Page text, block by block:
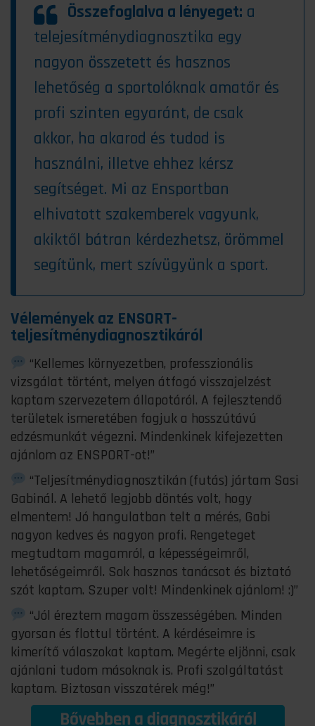
Összefoglalva a lényeget: a
telejesítménydiagnosztika egy
nagyon összetett és hasznos
lehetőség a sportolóknak amatőr és
profi szinten egyaránt, de csak
akkor, ha akarod és tudod is
használni, illetve ehhez kérsz
segítséget. Mi az Ensportban
elhivatott szakemberek vagyunk,
akiktől bátran kérdezhetsz, örömmel
segítünk, mert szívügyünk a sport.
Vélemények az ENSORT-
teljesítménydiagnosztikáról
“Kellemes környezetben, professzionális
vizsgálat történt, melyen átfogó visszajelzést
kaptam szervezetem állapotáról. A fejlesztendő
területek ismeretében fogjuk a hosszútávú
edzésmunkát végezni. Mindenkinek kifejezetten
ajánlom az ENSPORT-ot!”
“Teljesítménydiagnosztikán (futás) jártam Sasi
Gabinál. A lehető legjobb döntés volt, hogy
elmentem! Jó hangulatban telt a mérés, Gabi
nagyon kedves és nagyon profi. Rengeteget
megtudtam magamról, a képességeimről,
lehetőségeimről. Sok hasznos tanácsot és biztató
szót kaptam. Szuper volt! Mindenkinek ajánlom! :)”
“Jól éreztem magam összességében. Minden
gyorsan és flottul történt. A kérdéseimre is
kimerítő válaszokat kaptam. Megérte eljönni, csak
ajánlani tudom másoknak is. Profi szolgáltatást
kaptam. Biztosan visszatérek még!”